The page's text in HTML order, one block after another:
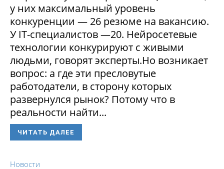
у них максимальный уровень
конкуренции — 26 резюме на вакансию.
У IT-специалистов —20. Нейросетевые
технологии конкурируют с живыми
людьми, говорят эксперты.Но возникает
вопрос: а где эти пресловутые
работодатели, в сторону которых
развернулся рынок? Потому что в
реальности найти...
ЧИТАТЬ ДАЛЕЕ
Новости